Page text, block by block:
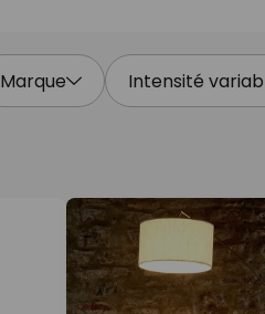
Marque Intensité